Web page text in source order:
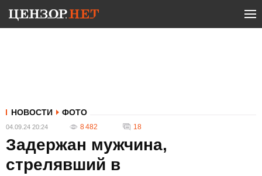
НОВОСТИ ФОТО
04.09.24 20:24 8 482 18
Задержан мужчина,
стрелявший в